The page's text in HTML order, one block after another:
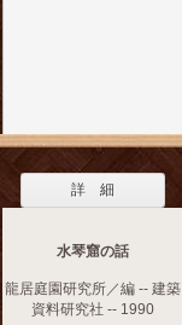
詳 細
水琴窟の話
龍居庭園研究所／編 -- 建築
資料研究社 -- 1990